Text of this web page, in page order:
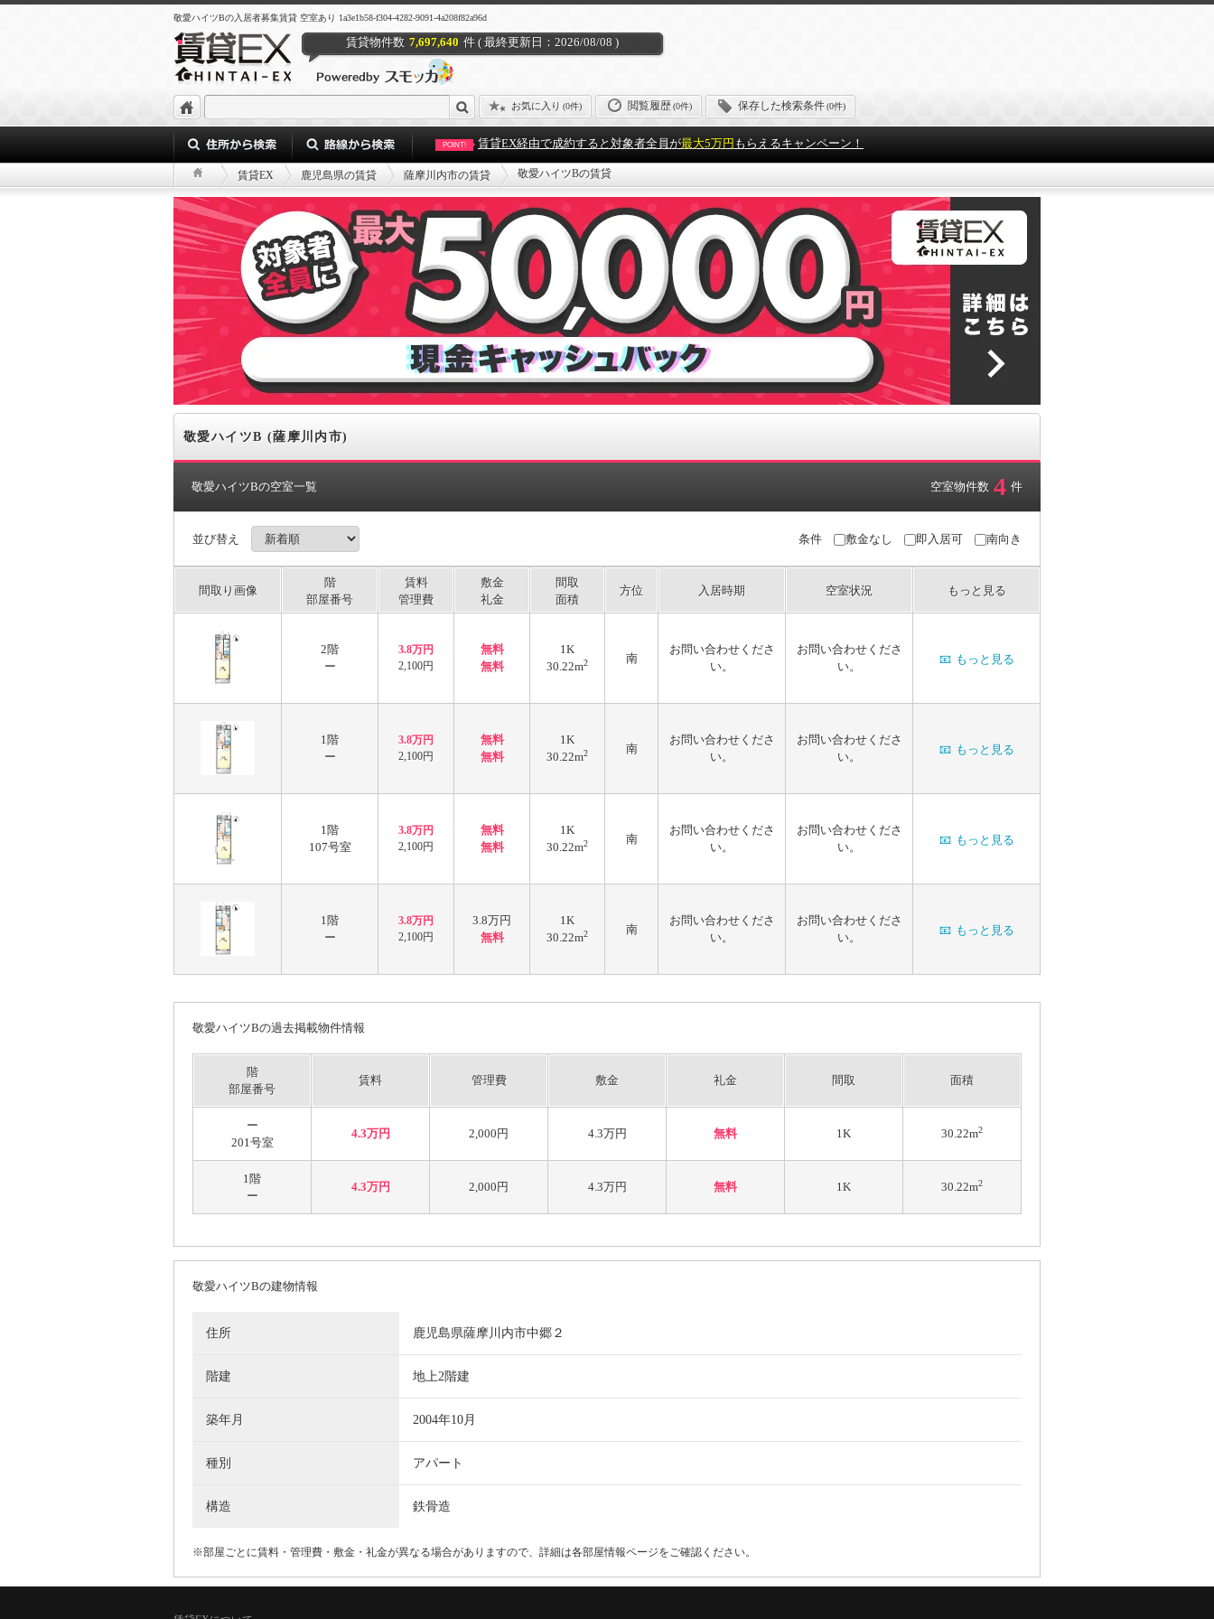
敬愛ハイツBの入居者募集賃貸 空室あり 1a3e1b58-f304-4282-9091-4a208f82a96d
賃貸物件数 7,697,640 件 ( 最終更新日：2026/08/08 )
お気に入り (0件) 閲覧履歴(0件) 保存した検索条件(0件)
POINT! 賃貸EX経由で成約すると対象者全員が最大5万円 もらえるキャンペーン！
賃貸EX 鹿児島県の賃貸 薩摩川内市の賃貸 敬愛ハイツBの賃貸
敬愛ハイツB (薩摩川内市)
敬愛ハイツBの空室一覧 空室物件数 4 件
並び替え 条件 敷金なし 即入居可 南向き
間取り画像
階
部屋番号
賃料
管理費
敷金
礼金
間取
面積
方位 入居時期 空室状況 もっと見る
2階
ー
3.8万円
2,100円
無料
無料
1K
30.22m2 南
お問い合わせくださ
い。
お問い合わせくださ
い。
📧 もっと見る
1階
ー
3.8万円
2,100円
無料
無料
1K
30.22m2 南
お問い合わせくださ
い。
お問い合わせくださ
い。
📧 もっと見る
1階
107号室
3.8万円
2,100円
無料
無料
1K
30.22m2 南
お問い合わせくださ
い。
お問い合わせくださ
い。
📧 もっと見る
1階
ー
3.8万円
2,100円
3.8万円
無料
1K
30.22m2 南
お問い合わせくださ
い。
お問い合わせくださ
い。
📧 もっと見る
敬愛ハイツBの過去掲載物件情報
階
部屋番号
賃料 管理費 敷金 礼金 間取 面積
ー
201号室
4.3万円 2,000円 4.3万円 無料 1K 30.22m2
1階
ー
4.3万円 2,000円 4.3万円 無料 1K 30.22m2
敬愛ハイツBの建物情報
住所 鹿児島県薩摩川内市中郷２
階建 地上2階建
築年月 2004年10月
種別 アパート
構造 鉄骨造
※部屋ごとに賃料・管理費・敷金・礼金が異なる場合がありますので、詳細は各部屋情報ページをご確認ください。